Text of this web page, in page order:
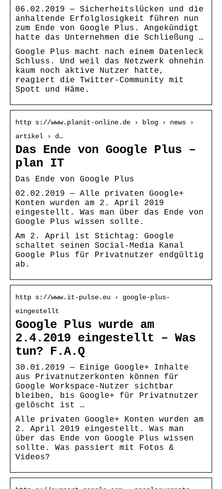
06.02.2019 — Sicherheitslücken und die
anhaltende Erfolglosigkeit führen nun
zum Ende von Google Plus. Angekündigt
hatte das Unternehmen die Schließung …
Google Plus macht nach einem Datenleck
Schluss. Und weil das Netzwerk ohnehin
kaum noch aktive Nutzer hatte,
reagiert die Twitter-Community mit
Spott und Häme.
http s://www.planit-online.de › blog › news ›
artikel › d…
Das Ende von Google Plus –
plan IT
Das Ende von Google Plus
02.02.2019 — Alle privaten Google+
Konten wurden am 2. April 2019
eingestellt. Was man über das Ende von
Google Plus wissen sollte.
Am 2. April ist Stichtag: Google
schaltet seinen Social-Media Kanal
Google Plus für Privatnutzer endgültig
ab.
http s://www.it-pulse.eu › google-plus-
eingestellt
Google Plus wurde am
2.4.2019 eingestellt – Was
tun? F.A.Q
30.01.2019 — Einige Google+ Inhalte
aus Privatnutzerkonten können für
Google Workspace-Nutzer sichtbar
bleiben, bis Google+ für Privatnutzer
gelöscht ist …
Alle privaten Google+ Konten wurden am
2. April 2019 eingestellt. Was man
über das Ende von Google Plus wissen
sollte. Was passiert mit Fotos &
Videos?